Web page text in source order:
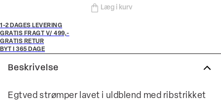
Læg i kurv
1-2 DAGES LEVERING
GRATIS FRAGT V/ 499,-
GRATIS RETUR
BYT I 365 DAGE
Beskrivelse
Egtved strømper lavet i uldblend med ribstrikket